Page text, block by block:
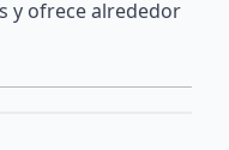
y ofrece alrededor